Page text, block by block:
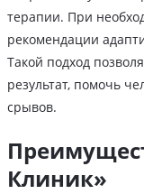
терапии. При
рекомендации
Такой подход
результат, помочь
срывов.
Клиник»